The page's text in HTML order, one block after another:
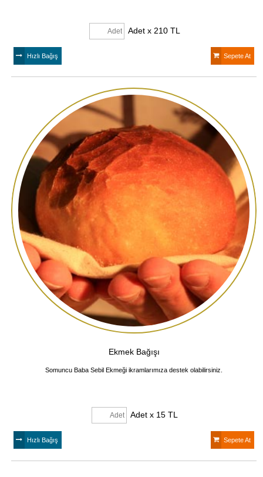
Adet x 210 TL
Hızlı Bağış Sepete At
Ekmek Bağışı
Somuncu Baba Sebil Ekmeği ikramlarımıza destek olabilirsiniz.
Adet x 15 TL
Hızlı Bağış Sepete At